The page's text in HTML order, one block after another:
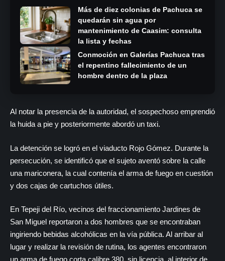
Más de diez colonias de Pachuca se
quedarán sin agua por
mantenimiento de Caasim: consulta
la lista y fechas
Conmoción en Galerías Pachuca tras
el repentino fallecimiento de un
hombre dentro de la plaza
Al notar la presencia de la autoridad, el sospechoso emprendió
la huida a pie y posteriormente abordó un taxi.
La detención se logró en el viaducto Rojo Gómez. Durante la
persecución, se identificó que el sujeto aventó sobre la calle
una mariconera, la cual contenía el arma de fuego en cuestión
y dos cajas de cartuchos útiles.
En Tepeji del Río, vecinos del fraccionamiento Jardines de
San Miguel reportaron a dos hombres que se encontraban
ingiriendo bebidas alcohólicas en la vía pública. Al arribar al
lugar y realizar la revisión de rutina, los agentes encontraron